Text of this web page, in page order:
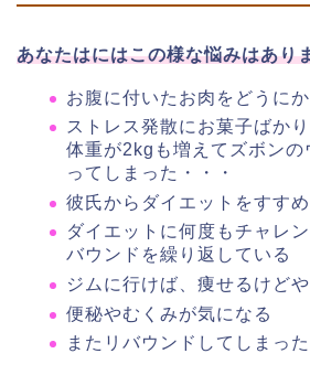
あなたはにはこの様な悩みはあり
お腹に付いたお肉をどうに
ストレス発散にお菓子ばか
体重が2kgも増えてズボンの
ってしまった・・・
彼氏からダイエットをすす
ダイエットに何度もチャレ
バウンドを繰り返している
ジムに行けば、痩せるけど
便秘やむくみが気になる
またリバウンドしてしまった